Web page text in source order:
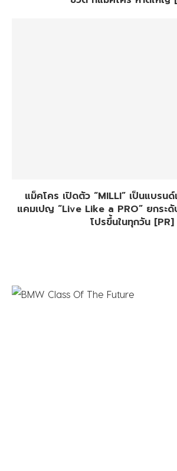
แม็คโคร เปิดตัว “MILLI” เป็นแบรน
แคมเปญ “Live Like a PRO” ยกระดั
โปรขึ้นในทุกวัน [PR]